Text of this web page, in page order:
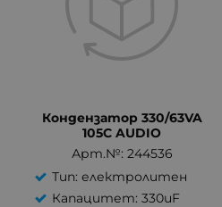
Кондензатор 330/63VA
105C AUDIO
Арт.№: 244536
Тип: електролитен
Капацитет: 330uF